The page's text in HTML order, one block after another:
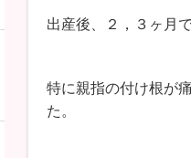
出産後、２，３ヶ月
特に親指の付け根が
た。